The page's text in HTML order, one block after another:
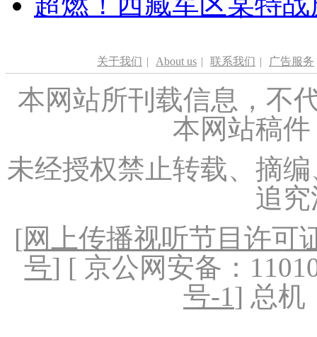
关于我们 | About us | 联系我们 | 广告服务
本网站所刊载信息，不
本网站稿
未经授权禁止转载、摘
追
[网上传播视听节目许可
号] [ 京公网安备：
号-1] 总机